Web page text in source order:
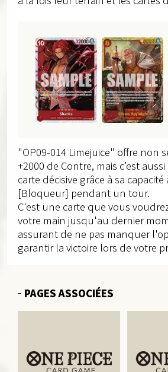
"OP09-014 Limejuice" offre non
+2000 de Contre, mais c’est
carte décisive grâce à sa
[Bloqueur] pendant un tour.
C'est une carte que vous
votre main jusqu'au dernier
assurant de ne pas manquer
garantir la victoire lors de votre
PAGES ASSOCIÉES